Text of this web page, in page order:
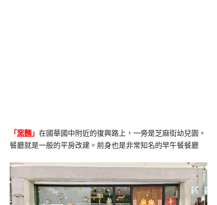
「窯麵 」 在國華國中附近的復興路上，一旁是芝麻街幼兒園。
餐廳就是一般的平房改建。前身也是非常知名的早午餐餐廳